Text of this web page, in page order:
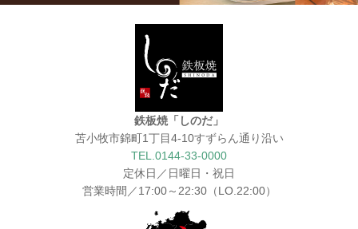
鉄板焼「しのだ」
苫小牧市錦町1丁目4-10すずらん通り沿い
TEL.0144-33-0000
定休日／日曜日・祝日
営業時間／17:00～22:30（LO.22:00）